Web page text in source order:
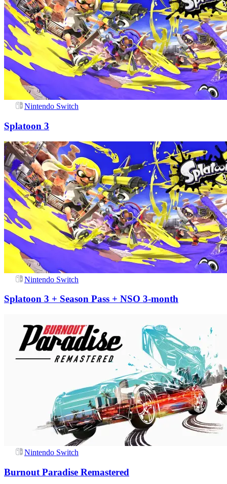
Nintendo Switch
Splatoon 3
Nintendo Switch
Splatoon 3 + Season Pass + NSO 3-month
Nintendo Switch
Burnout Paradise Remastered